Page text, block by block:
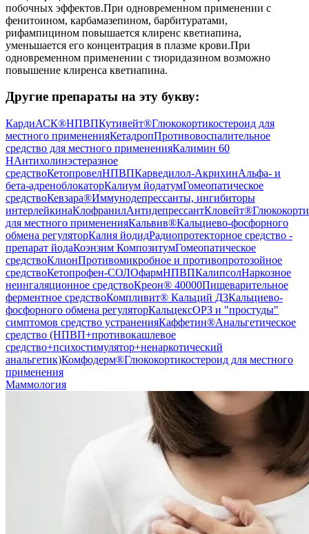
побочных эффектов.При одновременном применении с
фенитоином, карбамазепином, барбитуратами,
рифампицином повышается клиренс кветиапина,
уменьшается его концентрация в плазме крови.При
одновременном применении с тиоридазином возможно
повышение клиренса кветиапина.
Другие препараты на эту букву:
КардиАСК®НПВПКутивейт®Глюкокортикостероид для
местного примененияКетадропПротивовоспалительное
средство для местного примененияКалимин 60
НАнтихолинэстеразное
средствоКетопровелНПВПКарведилол-АкрихинАльфа- и
бета-адреноблокаторКалиум йодатумГомеопатическое
средствоКевзара®Иммунодепрессанты, ингибиторы
интерлейкинаКлофранилАнтидепрессантКловейт®
для местного примененияКальвив®Кальциево-фосфорного
обмена регуляторКалия йодидРадиопротекторное средство -
препарат йодаКоэнзим КомпозитумГомеопатическое
средствоКлионПротивомикробное и противопротозойное
средствоКетопрофен-СОЛОфармНПВПКалипсолНаркозное
неингаляционное средствоКреон® 40000Пищеварительное
ферментное средствоКомпливит® Кальций Д3Кальциево-
фосфорного обмена регуляторКальцексОРЗ и "простуды"
симптомов средство устраненияКаффетин®Анальгетическое
средство (НПВП+противокашлевое
средство+психостимулятор+ненаркотический
анальгетик)Комфодерм®Глюкокортикостероид для местного
применения
Маммология